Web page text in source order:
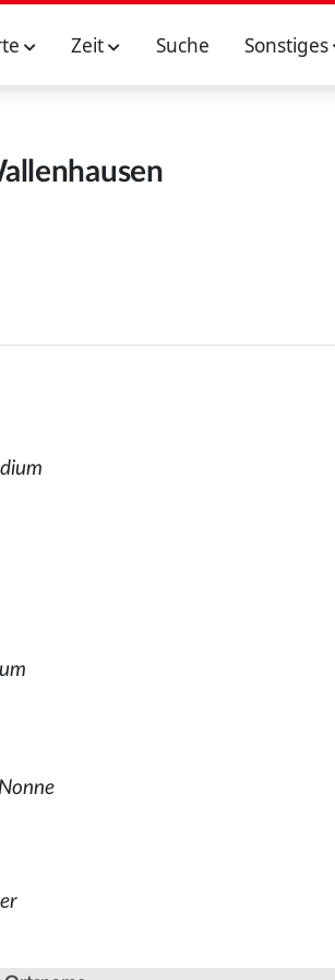
Zeit Suche Sonstiges